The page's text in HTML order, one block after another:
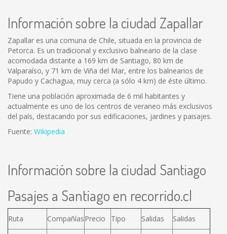
Información sobre la ciudad Zapallar
Zapallar es una comuna de Chile, situada en la provincia de
Petorca. Es un tradicional y exclusivo balneario de la clase
acomodada distante a 169 km de Santiago, 80 km de
Valparaíso, y 71 km de Viña del Mar, entre los balnearios de
Papudo y Cachagua, muy cerca (a sólo 4 km) de éste último.
Tiene una población aproximada de 6 mil habitantes y
actualmente es uno de los centros de veraneo más exclusivos
del país, destacando por sus edificaciones, jardines y paisajes.
Fuente: Wikipedia
Información sobre la ciudad Santiago
Pasajes a Santiago en recorrido.cl
Ruta CompañíasPrecio Tipo Salidas Salidas